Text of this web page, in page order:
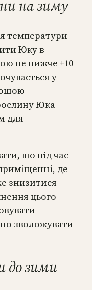
на зиму
температури
Юку в
не нижче +10
у
Юка
для
що під час
де
знизитися
цього
зволожувати
до зими